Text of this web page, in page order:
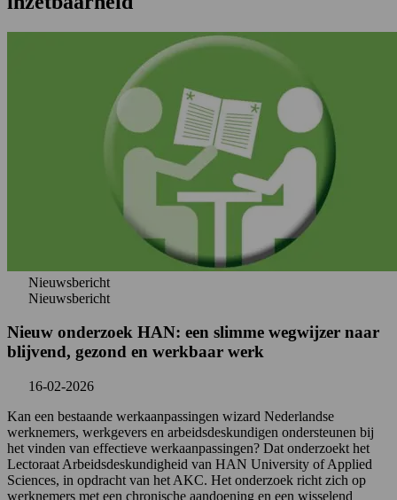
Nieuwsbericht
Nieuwsbericht
Nieuw onderzoek HAN: een slimme wegwijzer naar
blijvend, gezond en werkbaar werk
16-02-2026
Kan een bestaande werkaanpassingen wizard Nederlandse
werknemers, werkgevers en arbeidsdeskundigen ondersteunen bij
het vinden van effectieve werkaanpassingen? Dat onderzoekt het
Lectoraat Arbeidsdeskundigheid van HAN University of Applied
Sciences, in opdracht van het AKC. Het onderzoek richt zich op
werknemers met een chronische aandoening en een wisselend